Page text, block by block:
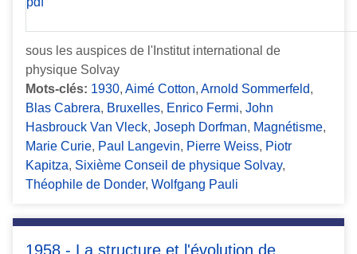
sous les auspices de l'Institut international de
physique Solvay
Mots-clés: 1930, Aimé Cotton, Arnold Sommerfeld,
Blas Cabrera, Bruxelles, Enrico Fermi, John
Hasbrouck Van Vleck, Joseph Dorfman, Magnétisme,
Marie Curie, Paul Langevin, Pierre Weiss, Piotr
Kapitza, Sixième Conseil de physique Solvay,
Théophile de Donder, Wolfgang Pauli
1958 - La structure et l'évolution de